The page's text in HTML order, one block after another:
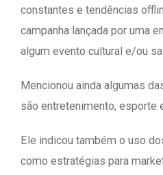
constantes e tendências
campanha lançada por uma
algum evento cultural e/ou
Mencionou ainda algumas
são entretenimento, esporte
Ele indicou também o uso
como estratégias para